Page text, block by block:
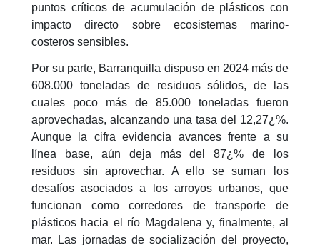
puntos críticos de acumulación de plásticos con
impacto directo sobre ecosistemas marino-
costeros sensibles.
Por su parte, Barranquilla dispuso en 2024 más de
608.000 toneladas de residuos sólidos, de las
cuales poco más de 85.000 toneladas fueron
aprovechadas, alcanzando una tasa del 12,27¿%.
Aunque la cifra evidencia avances frente a su
línea base, aún deja más del 87¿% de los
residuos sin aprovechar. A ello se suman los
desafíos asociados a los arroyos urbanos, que
funcionan como corredores de transporte de
plásticos hacia el río Magdalena y, finalmente, al
mar. Las jornadas de socialización del proyecto,